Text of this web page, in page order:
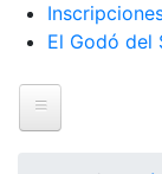
El Godó del